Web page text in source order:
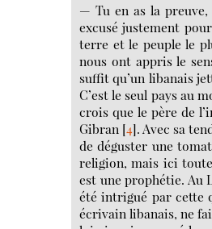
— Tu en as la preuve,
excusé justement
terre et le peuple le
nous ont appris le
suffit qu’un libanais
C’est le seul pays au
crois que le père de
Gibran [4]. Avec sa
de déguster une
religion, mais ici
est une prophétie. Au
été intrigué par cette
écrivain libanais, ne